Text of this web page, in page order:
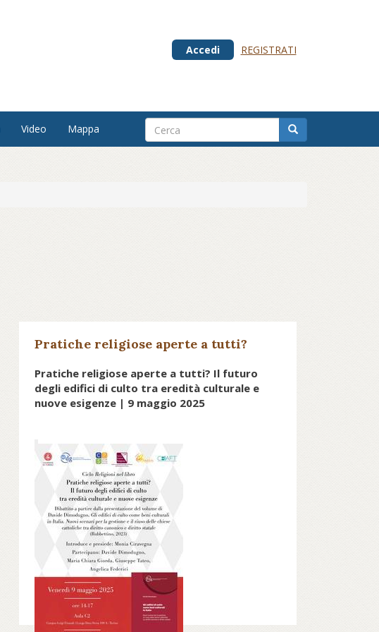
Accedi REGISTRATI
Video Mappa
Pratiche religiose aperte a tutti?
Pratiche religiose aperte a tutti? Il futuro
degli edifici di culto tra eredità culturale e
nuove esigenze | 9 maggio 2025
Nell'ambito del ciclo "Religioni nel
libro", presentazione di libri sul
fenomeno religioso nella storia, nella
cultura, nel diritto e nella società, si
terrà l'incontro "Pratiche religiose
aperte a tutti? Il futuro degli edifici di
culto tra eredità culturale e nuove
esigenze", nel corso del quale sarà
presentato e discusso il volume di
Davide Dimodugno, Gli edifici di